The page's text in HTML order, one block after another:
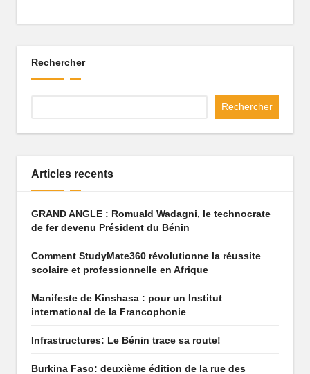
A
Rechercher
Rechercher
Articles recents
GRAND ANGLE : Romuald Wadagni, le technocrate
de fer devenu Président du Bénin
Comment StudyMate360 révolutionne la réussite
scolaire et professionnelle en Afrique
Manifeste de Kinshasa : pour un Institut
international de la Francophonie
Infrastructures: Le Bénin trace sa route!
Burkina Faso: deuxième édition de la rue des